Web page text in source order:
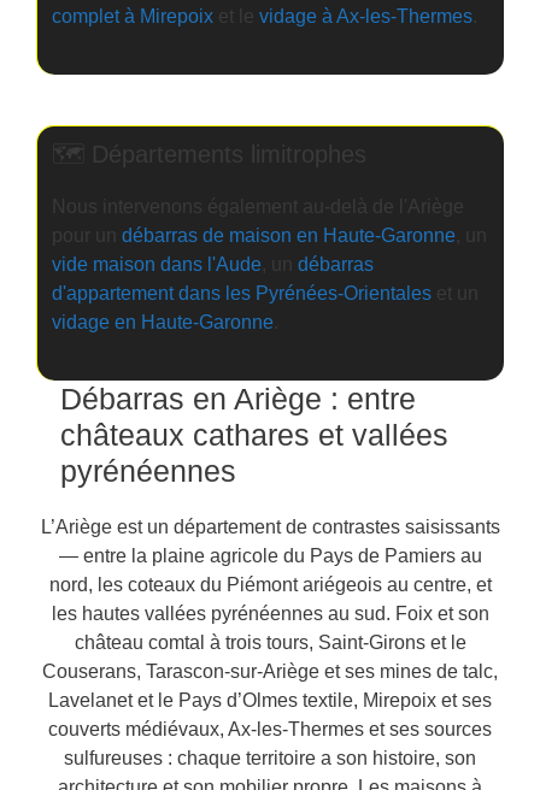
complet à Mirepoixet le vidage à Ax-les-Thermes.
🗺️ Départements limitrophes
Nous intervenons également au-delà de l'Ariège
pour un débarras de maison en Haute-Garonne, un
vide maison dans l'Aude, un débarras
d'appartement dans les Pyrénées-Orientaleset un
vidage en Haute-Garonne.
Débarras en Ariège : entre
châteaux cathares et vallées
pyrénéennes
L’Ariège est un département de contrastes saisissants
— entre la plaine agricole du Pays de Pamiers au
nord, les coteaux du Piémont ariégeois au centre, et
les hautes vallées pyrénéennes au sud. Foix et son
château comtal à trois tours, Saint-Girons et le
Couserans, Tarascon-sur-Ariège et ses mines de talc,
Lavelanet et le Pays d’Olmes textile, Mirepoix et ses
couverts médiévaux, Ax-les-Thermes et ses sources
sulfureuses : chaque territoire a son histoire, son